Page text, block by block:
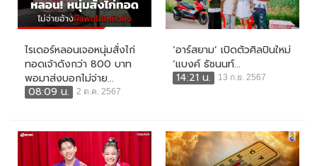
ไรเดอร์หลอนเจอหนุ่มสั่งไก่
ทอดเจ้าดังกว่า 800 บาท
พอมาส่งบอกไม่จ่าย...
08:09 น.
2 ต.ค. 2567
‘อาร์สยาม’ เปิดตัวศิลปินใหม่
‘แบงค์ ธัชนนท์...
14:21 น.
13 ก.ย. 2567